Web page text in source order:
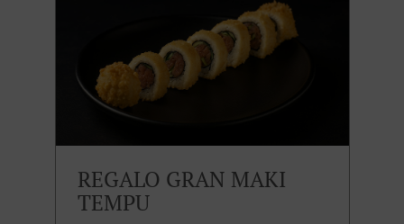
REGALO GRAN MAKI
TEMPU